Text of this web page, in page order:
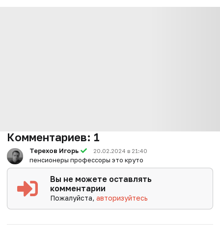
Комментариев: 1
Терехов Игорь 20.02.2024 в 21:40
пенсионеры профессоры это круто
Вы не можете оставлять
комментарии
Пожалуйста,авторизуйтесь